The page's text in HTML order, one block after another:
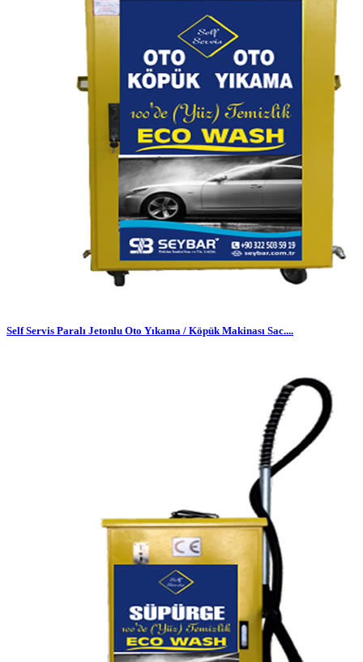
Self Servis Paralı Jetonlu Oto Yıkama / Köpük Makinası Sac....